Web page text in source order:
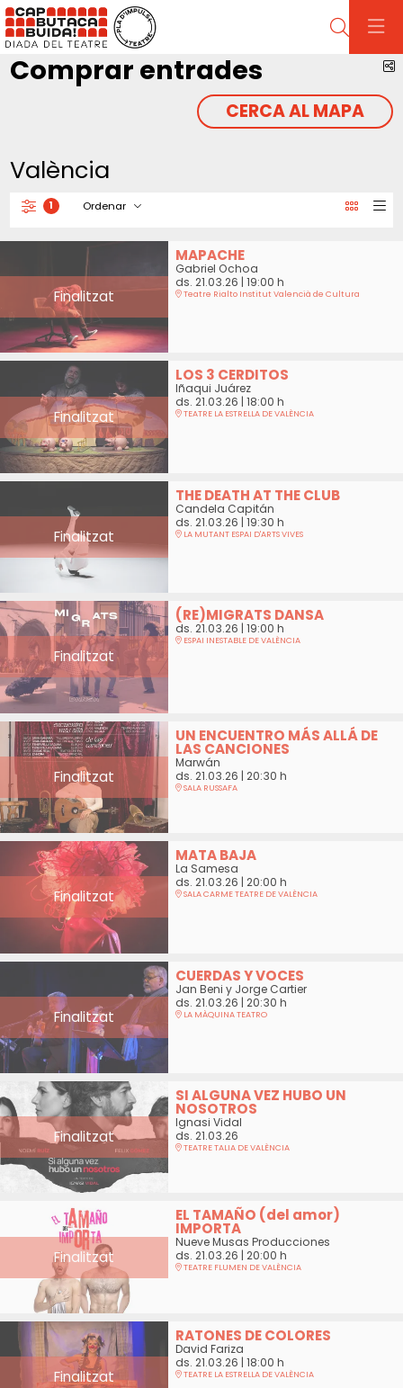
Cerca
Comprar entrades
CERCA AL MAPA
València
Filtrar
1 Ordenar
Finalitzat
MAPACHE
Gabriel Ochoa
ds. 21.03.26 | 19:00 h
Teatre Rialto Institut Valencià de Cultura
Finalitzat
LOS 3 CERDITOS
Iñaqui Juárez
ds. 21.03.26 | 18:00 h
TEATRE LA ESTRELLA DE VALÈNCIA
Finalitzat
THE DEATH AT THE CLUB
Candela Capitán
ds. 21.03.26 | 19:30 h
LA MUTANT ESPAI D'ARTS VIVES
Finalitzat
(RE)MIGRATS DANSA
ds. 21.03.26 | 19:00 h
ESPAI INESTABLE DE VALÈNCIA
Finalitzat
UN ENCUENTRO MÁS ALLÁ DE
LAS CANCIONES
Marwán
ds. 21.03.26 | 20:30 h
SALA RUSSAFA
Finalitzat
MATA BAJA
La Samesa
ds. 21.03.26 | 20:00 h
SALA CARME TEATRE DE VALÈNCIA
Finalitzat
CUERDAS Y VOCES
Jan Beni y Jorge Cartier
ds. 21.03.26 | 20:30 h
LA MÀQUINA TEATRO
Finalitzat
SI ALGUNA VEZ HUBO UN
NOSOTROS
Ignasi Vidal
ds. 21.03.26
TEATRE TALIA DE VALÈNCIA
Finalitzat
EL TAMAÑO (del amor)
IMPORTA
Nueve Musas Producciones
ds. 21.03.26 | 20:00 h
TEATRE FLUMEN DE VALÈNCIA
Finalitzat
RATONES DE COLORES
David Fariza
ds. 21.03.26 | 18:00 h
TEATRE LA ESTRELLA DE VALÈNCIA